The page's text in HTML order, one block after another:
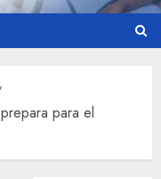
para el